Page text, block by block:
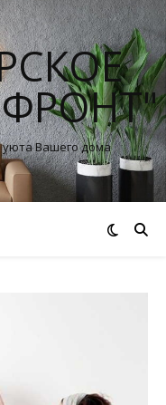
уюта Вашего дома